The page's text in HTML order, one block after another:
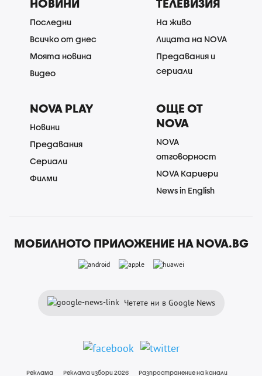
НОВИНИ
Последни
Всичко от днес
Моята новина
Видео
ТЕЛЕВИЗИЯ
На живо
Лицата на NOVA
Предавания и
сериали
NOVA PLAY
Новини
Предавания
Сериали
Филми
ОЩЕ ОТ
NOVA
NOVA
отговорност
NOVA Кариери
News in English
МОБИЛНОТО ПРИЛОЖЕНИЕ НА NOVA.BG
Четете ни в Google News
Реклама Реклама избори 2026 Разпространение на канали